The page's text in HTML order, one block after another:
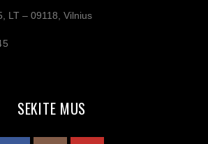
LT – 09118, Vilnius
SEKITE MUS